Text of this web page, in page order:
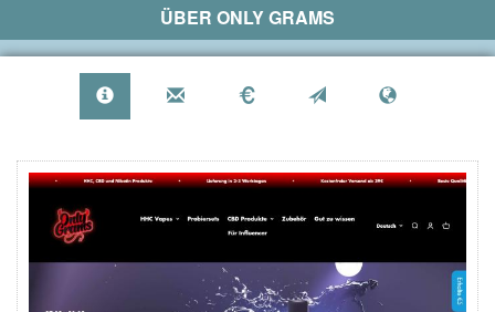
ÜBER ONLY GRAMS